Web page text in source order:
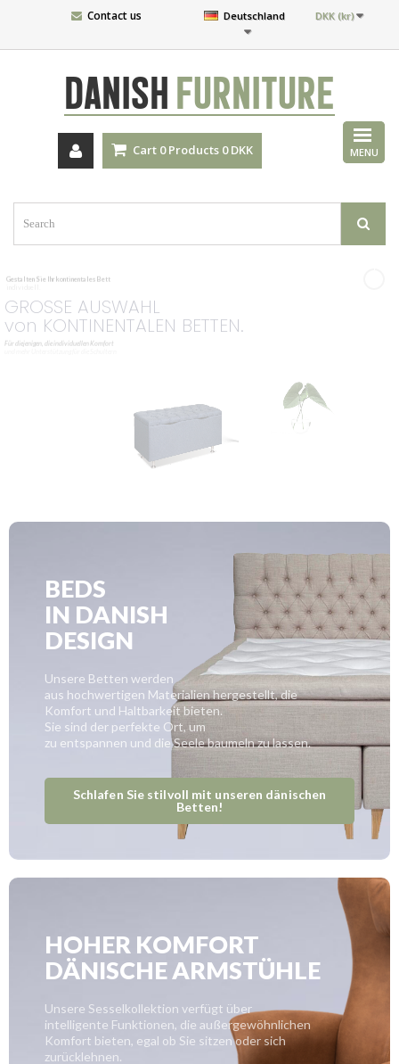
Contact us DKK (kr)
Deutschland
DANISHFURNITURE
MENU
Cart 0 Products 0 DKK
GROSSE AUSWAHL
von KONTINENTALEN BETTEN.
BEDS
IN DANISH
DESIGN
Unsere Betten werden
aus hochwertigen Materialien hergestellt, die
Komfort und Haltbarkeit bieten.
Sie sind der perfekte Ort, um
zu entspannen und die Seele baumeln zu lassen.
Schlafen Sie stilvoll mit unseren dänischen
Betten!
HOHER KOMFORT
DÄNISCHE ARMSTÜHLE
Unsere Sesselkollektion verfügt über
intelligente Funktionen, die außergewöhnlichen
Komfort bieten, egal ob Sie sitzen oder sich
zurücklehnen.